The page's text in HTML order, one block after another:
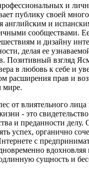
и
публику своей
английским и
сообществами.
и дизайну
делая ее
Позитивный взгляд
в любовь к себе и
расширения прав и
мире.
от влиятельного лица
- это
и преданности
успех, органично
с
сущность и